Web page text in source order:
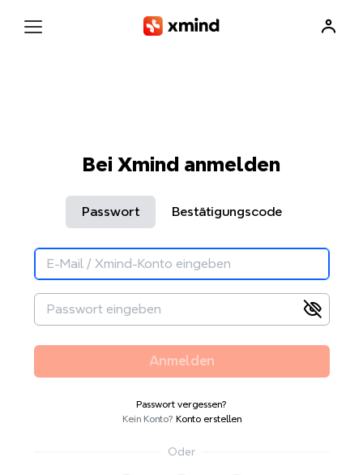
Bei Xmind anmelden
Passwort Bestätigungscode
Anmelden
Passwort vergessen?
Kein Konto? Konto erstellen
Oder